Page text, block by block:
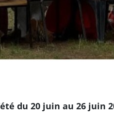
du 20 juin au 26 juin